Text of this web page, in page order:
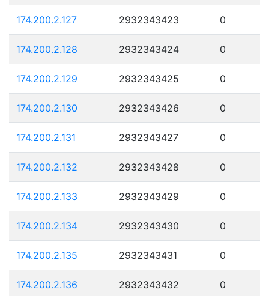
174.200.2.127 2932343423 0
174.200.2.128 2932343424 0
174.200.2.129 2932343425 0
174.200.2.130 2932343426 0
174.200.2.131 2932343427 0
174.200.2.132 2932343428 0
174.200.2.133 2932343429 0
174.200.2.134 2932343430 0
174.200.2.135 2932343431 0
174.200.2.136 2932343432 0